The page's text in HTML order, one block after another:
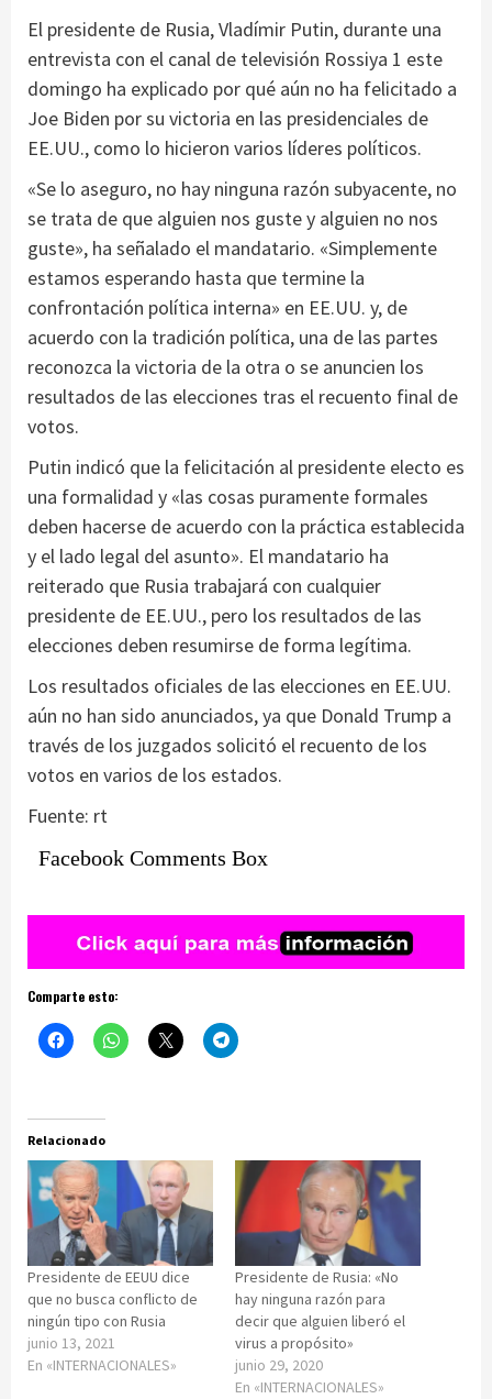
El presidente de Rusia, Vladímir Putin, durante una
entrevista con el canal de televisión Rossiya 1 este
domingo ha explicado por qué aún no ha felicitado a
Joe Biden por su victoria en las presidenciales de
EE.UU., como lo hicieron varios líderes políticos.
«Se lo aseguro, no hay ninguna razón subyacente, no
se trata de que alguien nos guste y alguien no nos
guste», ha señalado el mandatario. «Simplemente
estamos esperando hasta que termine la
confrontación política interna» en EE.UU. y, de
acuerdo con la tradición política, una de las partes
reconozca la victoria de la otra o se anuncien los
resultados de las elecciones tras el recuento final de
votos.
Putin indicó que la felicitación al presidente electo es
una formalidad y «las cosas puramente formales
deben hacerse de acuerdo con la práctica establecida
y el lado legal del asunto». El mandatario ha
reiterado que Rusia trabajará con cualquier
presidente de EE.UU., pero los resultados de las
elecciones deben resumirse de forma legítima.
Los resultados oficiales de las elecciones en EE.UU.
aún no han sido anunciados, ya que Donald Trump a
través de los juzgados solicitó el recuento de los
votos en varios de los estados.
Fuente: rt
Facebook Comments Box
Comparte esto:
Relacionado
Presidente de EEUU dice
que no busca conflicto de
ningún tipo con Rusia
junio 13, 2021
En «INTERNACIONALES»
Presidente de Rusia: «No
hay ninguna razón para
decir que alguien liberó el
virus a propósito»
junio 29, 2020
En «INTERNACIONALES»